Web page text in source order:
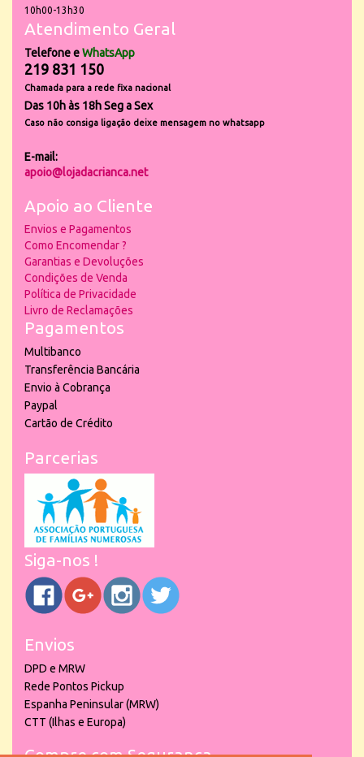
10h00-13h30
Atendimento Geral
Telefone eWhatsApp
219 831 150
Chamada para a rede fixa nacional
Das 10h às 18h Seg a Sex
Caso não consiga ligação deixe mensagem no whatsapp
E-mail:
apoio@lojadacrianca.net
Apoio ao Cliente
Envios e Pagamentos
Como Encomendar ?
Garantias e Devoluções
Condições de Venda
Política de Privacidade
Livro de Reclamações
Pagamentos
Multibanco
Transferência Bancária
Envio à Cobrança
Paypal
Cartão de Crédito
Parcerias
Siga-nos !
Envios
DPD e MRW
Rede Pontos Pickup
Espanha Peninsular (MRW)
CTT (Ilhas e Europa)